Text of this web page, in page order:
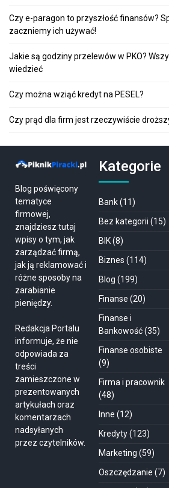
Czy e-paragon to przyszłość finansów?
zaczniemy ich używać!
Jakie są godziny przelewów w PKO?
wiedzieć
Czy można wziąć kredyt na PESEL?
Czy prąd dla firm jest rzeczywiście
Blog poświęcony
tematyce
firmowej,
znajdziesz tutaj
wpisy o tym, jak
zarządzać firmą,
jak ją reklamować i
różne sposoby na
zarabianie
pieniędzy.
Redakcja Portalu
informuje, że nie
odpowiada za
treści
zamieszczone w
prezentowanych
artykułach oraz
komentarzach
nadsyłanych
przez czytelników.
Kategorie
Bank(11)
Bez kategorii (15)
BIK(8)
Biznes (114)
Blog (199)
Finanse (20)
Finanse i
Bankowość(35)
Finanse osobiste
(9)
Firma i pracownik
(48)
Inne (12)
Kredyty(123)
Marketing (59)
Oszczędzanie (7)